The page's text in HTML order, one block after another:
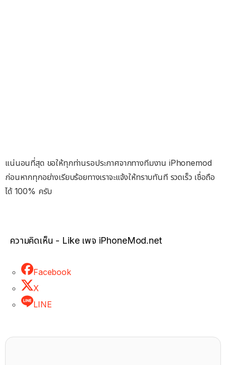
แน่นอนที่สุด ขอให้ทุกท่านรอประกาศจากทางทีมงาน iPhonemod
ก่อนหากทุกอย่างเรียบร้อยทางเราจะแจ้งให้ทราบทันที รวดเร็ว เชื่อถือ
ได้ 100% ครับ
ความคิดเห็น - Like เพจ iPhoneMod.net
Facebook
X
LINE